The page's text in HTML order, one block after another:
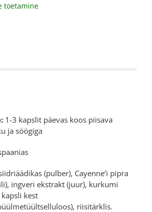
toetamine
1-3 kapslit päevas koos piisava
ja söögiga
(pulber), Cayenne’i pipra
ingveri ekstrakt (juur), kurkumi
kest
riisitärklis.